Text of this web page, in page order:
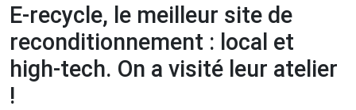
E-recycle, le meilleur site de
reconditionnement : local et
high-tech. On a visité leur atelier
!